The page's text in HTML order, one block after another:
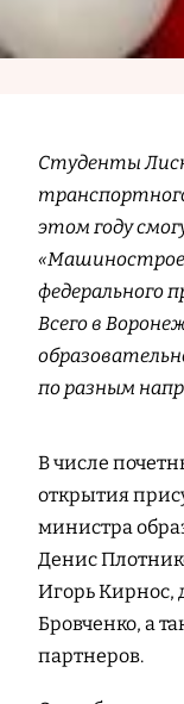
Студенты
этом году
федерального
Всего в
по разным
В числе
открытия
министра
Денис
Игорь Кирнос,
Бровченко, а
партнеров.